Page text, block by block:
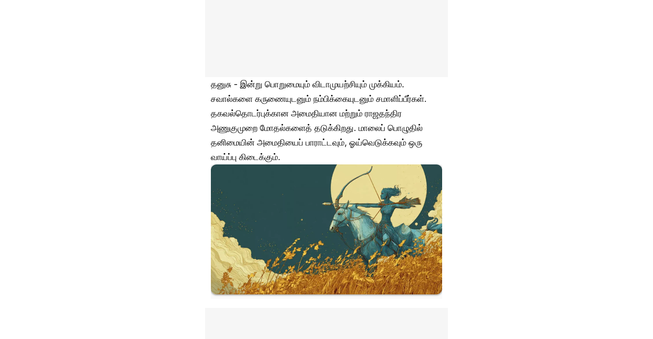
தனுசு - இன்று பொறுமையும் விடாமுயற்சியும் முக்கியம்.
சவால்களை கருணையுடனும் நம்பிக்கையுடனும் சமாளிப்பீர்கள்.
தகவல்தொடர்புக்கான அமைதியான மற்றும் ராஜதந்திர
அணுகுமுறை மோதல்களைத் தடுக்கிறது. மாலைப் பொழுதில்
தனிமையின் அமைதியைப் பாராட்டவும், ஓய்வெடுக்கவும் ஒரு
வாய்ப்பு கிடைக்கும்.